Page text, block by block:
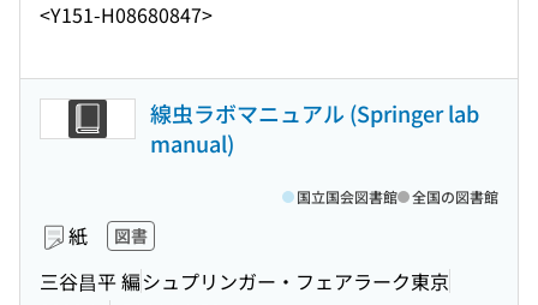
<Y151-H08680847>
線虫ラボマニュアル (Springer lab
manual)
紙 図書
三谷昌平 編シュプリンガー・フェアラーク東京
国立国会図書館 全国の図書館